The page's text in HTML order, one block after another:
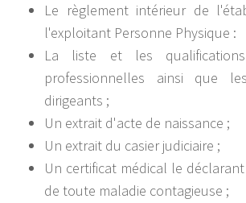
Le règlement intérieur de
l'exploitant Personne Physique :
La liste et les
professionnelles ainsi que
dirigeants ;
Un extrait d'acte de naissance ;
Un extrait du casier judiciaire ;
Un certificat médical le
de toute maladie contagieuse ;